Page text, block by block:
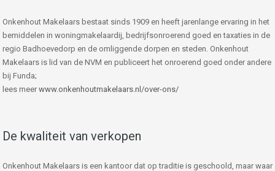
Onkenhout Makelaars bestaat sinds 1909 en heeft jarenlange ervaring in het
bemiddelen in woningmakelaardij, bedrijfsonroerend goed en taxaties in de
regio Badhoevedorp en de omliggende dorpen en steden. Onkenhout
Makelaars is lid van de NVM en publiceert het onroerend goed onder andere
bij Funda;
lees meer www.onkenhoutmakelaars.nl/over-ons/
De kwaliteit van verkopen
Onkenhout Makelaars is een kantoor dat op traditie is geschoold, maar waar